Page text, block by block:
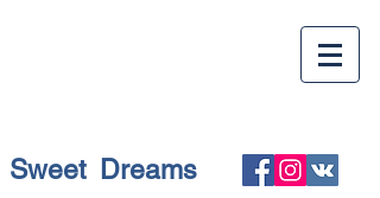
Sweet Dreams